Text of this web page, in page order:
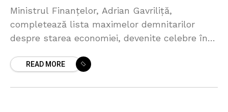
Ministrul Finanțelor, Adrian Gavriliță,
completează lista maximelor demnitarilor
despre starea economiei, devenite celebre în
economie sunt cauzate inclusiv de gândul că
READ MORE